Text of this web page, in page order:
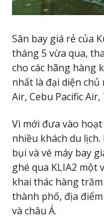
Sân bay giá rẻ của
tháng 5 vừa qua,
cho các hãng hàng
nhất là đại diện chủ
Air, Cebu Pacific
Vì mới đưa vào
nhiều khách du
bụi và vé máy bay
ghé qua KLIA2 một
khai thác hàng
thành phố, địa
và châu Á.